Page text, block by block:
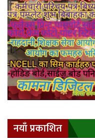
नयाँ प्रकाशित